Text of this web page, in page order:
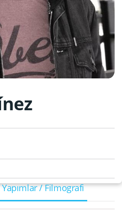
Yapımlar / Filmografi